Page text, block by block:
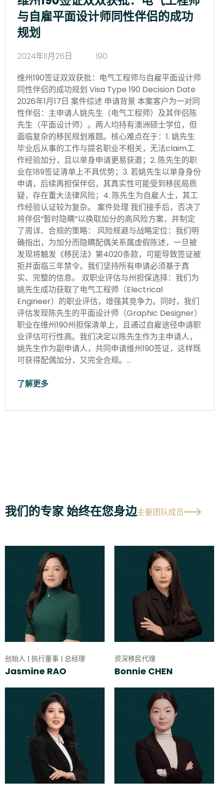
与自雇平面设计师同性伴侣的成功
规划
2024年11月26日
190
维州190签证双双获批：电气工程师与自雇平面设计师
同性伴侣的成功规划 Visa Type 190 Decision Date
2026年1月17日 案件综述 申请背景 本案客户为一对同
性伴侣：主申请人姚先生（电气工程师）及其伴侣陈
先生（平面设计师）。两人均持有澳洲硕士学位，但
面临复杂的移民规划难题。核心难点在于：1. 姚先生
毕业后从事的工作与提名职业不相关，无法claim工
作经验加分，且以单身申请更易获邀；2. 陈先生的职
业在189签证清单上不具优势；3. 若姚先生以单身身份
申请，后续再担保伴侣，其真实性可能受到移民局质
疑，存在重大法律风险；4. 陈先生为自雇人士，其工
作经验认证较为复杂。 案件处理 我们接手后，否决了
将伴侣“暂时隐瞒”以换取加分的高风险方案，并制定
了周详、合规的策略： 风险规避与战略定位：我们明
确指出，为加分而隐瞒配偶关系属虚假陈述，一旦被
发现将触发《移民法》第4020条款，可能导致签证被
拒并面临三年禁令。我们坚持所有申请必须基于真
实、完整的信息。 双职业评估与州担保选择：我们为
姚先生成功获取了电气工程师（Electrical
Engineer）的职业评估，增强其竞争力。同时，我们
评估发现陈先生的平面设计师（Graphic Designer）
职业在维州190州担保清单上，且通过自雇途径申请职
业评估可行性高。我们决定以陈先生作为主申请人，
姚先生作为副申请人，共同申请维州190签证，这样既
可获得配偶加分，又完全合规。…
了解更多
我们的专家 始终在您身边主要团队成员
创始人 | 执行董事 | 总经理
Jasmine RAO
资深移民代理
Bonnie CHEN